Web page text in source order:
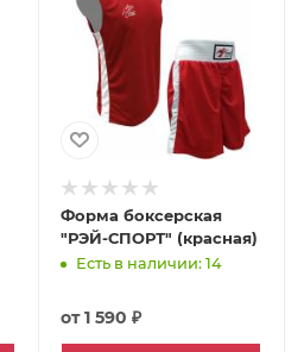
Форма боксерская
"РЭЙ-СПОРТ" (красная)
Есть в наличии: 14
от1 590 ₽